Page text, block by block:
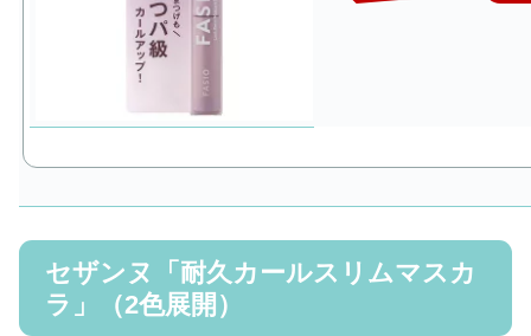
セザンヌ「耐久カールスリムマスカ
ラ」（2色展開）